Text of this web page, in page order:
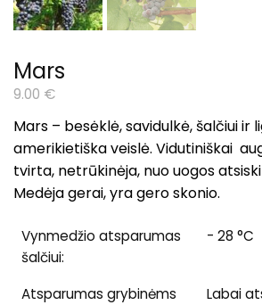
Mars
9.00 €
Mars – besėklė, savidulkė, šalčiui ir
amerikietiška veislė. Vidutiniškai
tvirta, netrūkinėja, nuo uogos
Medėja gerai, yra gero skonio.
Vynmedžio atsparumas
šalčiui:
- 28 °C
Atsparumas grybinėms
Labai